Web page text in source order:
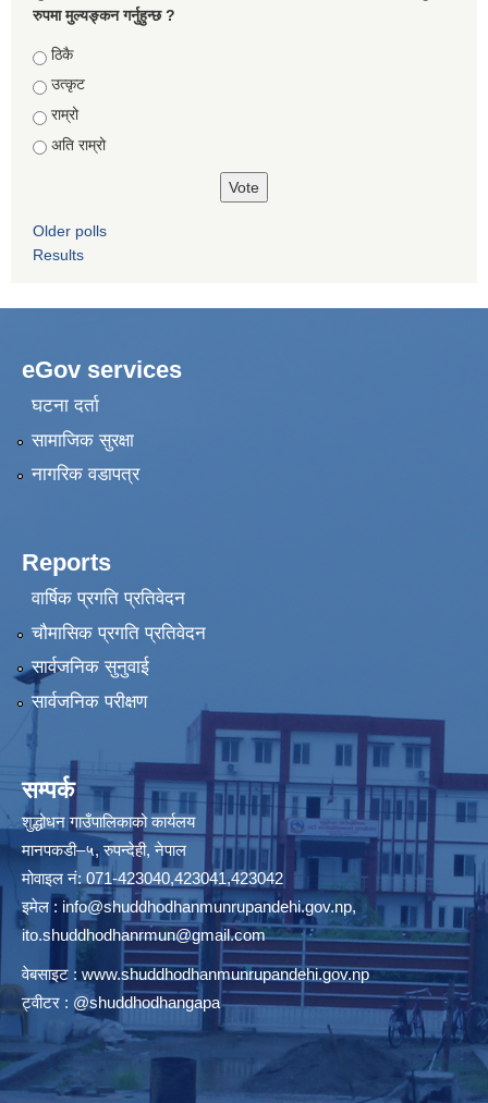
रुपमा मुल्यङ्कन गर्नुहुन्छ ?
Choices
ठिकै
उत्कृट
राम्रो
अति राम्रो
Older polls
Results
eGov services
घटना दर्ता
सामाजिक सुरक्षा
नागरिक वडापत्र
Reports
वार्षिक प्रगति प्रतिवेदन
चौमासिक प्रगति प्रतिवेदन
सार्वजनिक सुनुवाई
सार्वजनिक परीक्षण
सम्पर्क
शुद्धोधन गाउँपालिकाको कार्यलय
मानपकडी–५, रुपन्देही, नेपाल
मोवाइल नं: 071-423040,423041,423042
इमेल : info@shuddhodhanmunrupandehi.gov.np,
ito.shuddhodhanrmun@gmail.com
वेबसाइट : www.shuddhodhanmunrupandehi.gov.np
ट्वीटर : @shuddhodhangapa